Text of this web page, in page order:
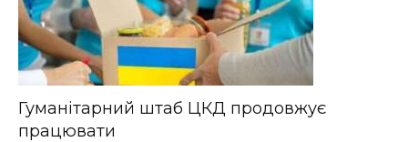
Гуманітарний штаб ЦКД продовжує
працювати